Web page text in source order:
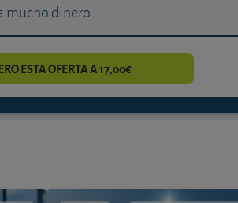
mucho dinero.
ESTA OFERTA A 17,00€